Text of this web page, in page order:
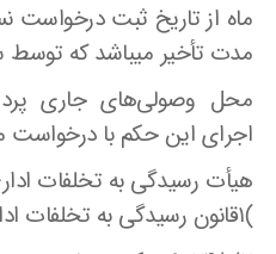
ماه از تاریخ ثبت درخواست
مدت تأخیر میباشد که توسط
محل وصولی‌های جاری
اجرای این حکم با درخواست
هیأت رسیدگی به تخلفات
)۱قانون رسیدگی به تخلفات اداری مصوب